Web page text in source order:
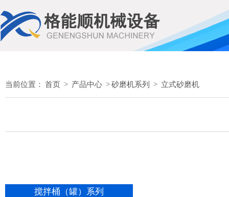
当前位置： 首页 > 产品中心 >砂磨机系列 > 立式砂磨机
搅拌桶（罐）系列